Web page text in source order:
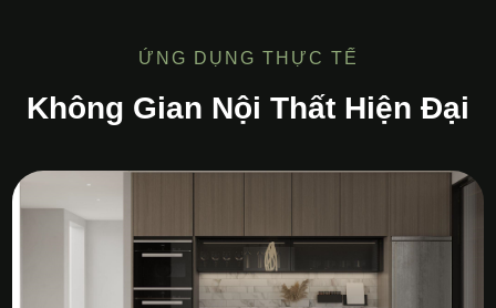
ỨNG DỤNG THỰC TẾ
Không Gian Nội Thất Hiện Đại